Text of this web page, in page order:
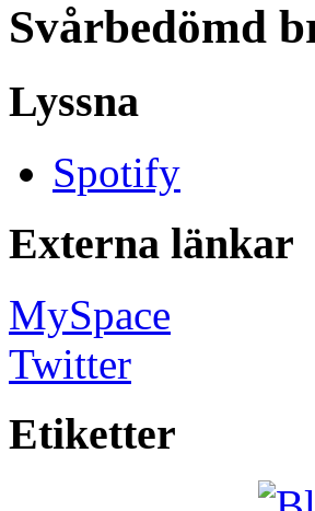
Svårbedömd
Lyssna
Spotify
Externa länkar
MySpace
Twitter
Etiketter